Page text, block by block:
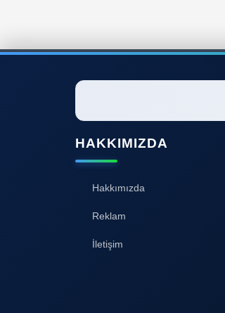
HAKKIMIZDA
Hakkımızda
Reklam
İletişim